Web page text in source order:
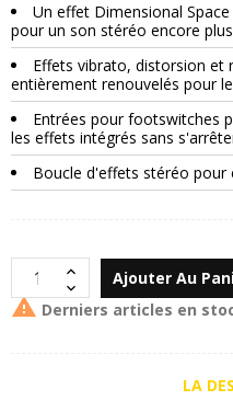
Un effet Dimensional
pour un son stéréo encore
Effets vibrato, distorsion et
entièrement renouvelés pour
Entrées pour footswitches
les effets intégrés sans
Boucle d'effets stéréo pour
Ajouter Au
 Derniers articles en
LA